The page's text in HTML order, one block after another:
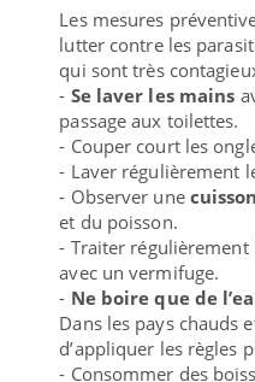
Les mesures
lutter contre les
qui sont très
- Se laver les mains
passage aux toilettes.
- Couper court les
- Laver régulièrement
- Observer une
et du poisson.
- Traiter
avec un vermifuge.
- Ne boire que de
Dans les pays chauds
d’appliquer les règles
- Consommer des